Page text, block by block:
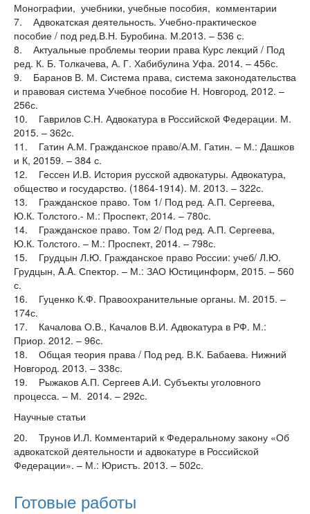
Монографии, учебники, учебные пособия, комментарии
7. Адвокатская деятельность. Учебно-практическое
пособие / под ред.В.Н. Буробина. М.2013. – 536 с.
8. Актуальные проблемы теории права Курс лекций / Под
ред. К. Б. Толкачева, А. Г. Хабибулина Уфа. 2014. – 456с.
9. Баранов В. М. Система права, система законодательства
и правовая система Учебное пособие Н. Новгород, 2012. –
256с.
10. Гаврилов С.Н. Адвокатура в Российской Федерации. М.
2015. – 362с.
11. Гатин А.М. Гражданское право/А.М. Гатин. – М.: Дашков
и К, 20159. – 384 с.
12. Гессен И.В. История русской адвокатуры. Адвокатура,
общество и государство. (1864-1914). М. 2013. – 322с.
13. Гражданское право. Том 1/ Под ред. А.П. Сергеева,
Ю.К. Толстого.- М.: Проспект, 2014. – 780с.
14. Гражданское право. Том 2/ Под ред. А.П. Сергеева,
Ю.К. Толстого. – М.: Проспект, 2014. – 798с.
15. Грудцын Л.Ю. Гражданское право России: учеб/ Л.Ю.
Грудцын, A.A. Спектор. – М.: ЗАО Юстицинформ, 2015. – 560
с.
16. Гуценко К.Ф. Правоохранительные органы. М. 2015. –
174с.
17. Качалова О.В., Качалов В.И. Адвокатура в РФ. М.:
Приор. 2012. – 96с.
18. Общая теория права / Под ред. В.К. Бабаева. Нижний
Новгород. 2013. – 338с.
19. Рыжаков А.П. Сергеев А.И. Субъекты уголовного
процесса. – М. 2014. – 292с.
Научные статьи
20. Трунов И.Л. Комментарий к Федеральному закону «Об
адвокатской деятельности и адвокатуре в Российской
Федерации». – М.: Юристъ. 2013. – 502с.
Готовые работы